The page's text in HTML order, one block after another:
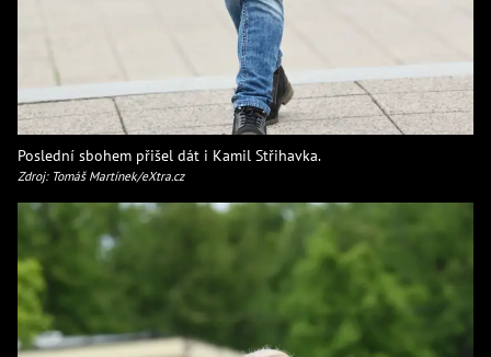
Poslední sbohem přišel dát i Kamil Střihavka.
Zdroj: Tomáš Martínek/eXtra.cz